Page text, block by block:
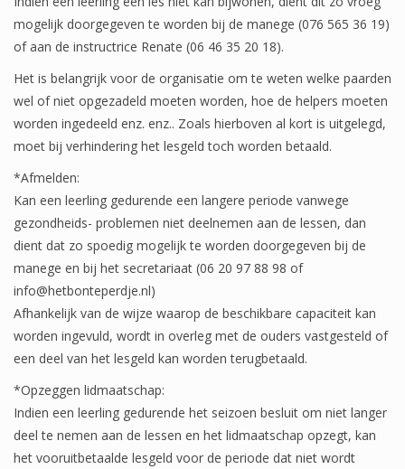
mogelijk doorgegeven te worden bij de manege (076 565 36 19)
of aan de instructrice Renate (06 46 35 20 18).
Het is belangrijk voor de organisatie om te weten welke paarden
wel of niet opgezadeld moeten worden, hoe de helpers moeten
worden ingedeeld enz. enz.. Zoals hierboven al kort is uitgelegd,
moet bij verhindering het lesgeld toch worden betaald.
*Afmelden:
Kan een leerling gedurende een langere periode vanwege
gezondheids- problemen niet deelnemen aan de lessen, dan
dient dat zo spoedig mogelijk te worden doorgegeven bij de
manege en bij het secretariaat (06 20 97 88 98 of
info@hetbonteperdje.nl)
Afhankelijk van de wijze waarop de beschikbare capaciteit kan
worden ingevuld, wordt in overleg met de ouders vastgesteld of
een deel van het lesgeld kan worden terugbetaald.
*Opzeggen lidmaatschap:
Indien een leerling gedurende het seizoen besluit om niet langer
deel te nemen aan de lessen en het lidmaatschap opzegt, kan
het vooruitbetaalde lesgeld voor de periode dat niet wordt